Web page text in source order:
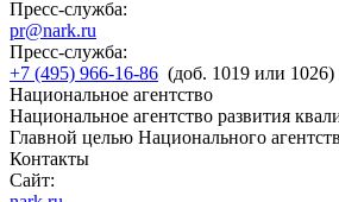
Пресс-служба:
pr@nark.ru
Пресс-служба:
+7 (495) 966-16-86 (доб. 1019 или 1026)
Национальное агентство
Национальное агентство развития
Главной целью Национального
Контакты
Сайт: